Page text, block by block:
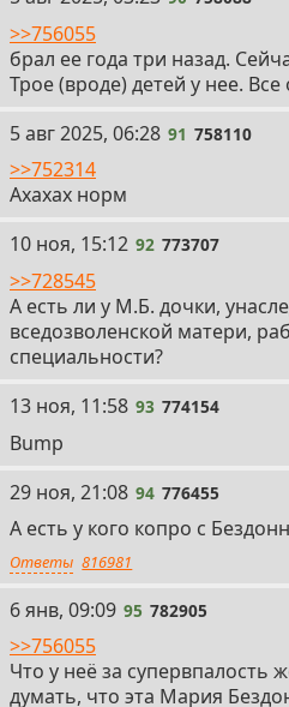
>>756055
брал ее года три назад.
Трое (вроде) детей у нее.
91
5 авг 2025, 06:28 91 758110
>>752314
Ахахах норм
92
10 ноя, 15:12 92 773707
>>728545
А есть ли у М.Б. дочки,
вседозволенской матери,
специальности?
93
13 ноя, 11:58 93 774154
Bump
94
29 ноя, 21:08 94 776455
А есть у кого копро с
Ответы 816981
95
6 янв, 09:09 95 782905
>>756055
Что у неё за супервпалость
думать, что эта Мария